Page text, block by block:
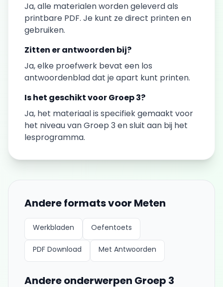
Ja, alle materialen worden geleverd als
printbare PDF. Je kunt ze direct printen en
gebruiken.
Zitten er antwoorden bij?
Ja, elke proefwerk bevat een los
antwoordenblad dat je apart kunt printen.
Is het geschikt voorGroep 3?
Ja, het materiaal is specifiek gemaakt voor
het niveau vanGroep 3 en sluit aan bij het
lesprogramma.
Andere formats voor Meten
Werkbladen Oefentoets
PDF Download Met Antwoorden
Andere onderwerpen Groep 3